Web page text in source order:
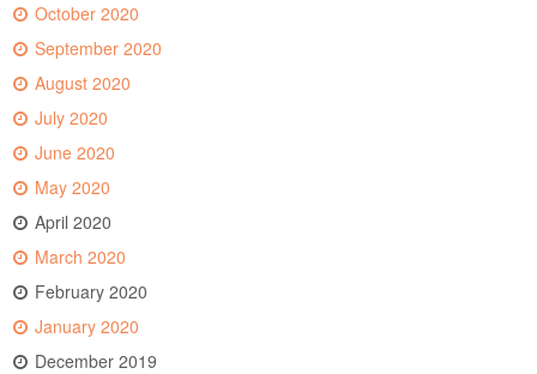
October 2020
September 2020
August 2020
July 2020
June 2020
May 2020
April 2020
March 2020
February 2020
January 2020
December 2019